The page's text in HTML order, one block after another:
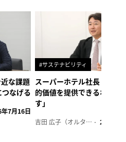
な課題
なげる
7月16日
#サステナビリティ
スーパーホテル社長「地域
的価値を提供できるホテル
す」
吉田 広子（オルタナ輪番編集長） 2026年6